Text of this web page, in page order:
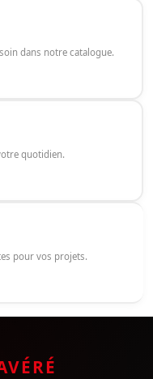
dans notre catalogue.
quotidien.
pour vos projets.